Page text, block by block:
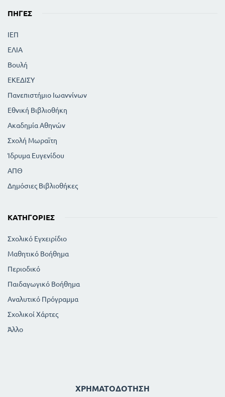
ΠΗΓΈΣ
ΙΕΠ
ΕΛΙΑ
Βουλή
ΕΚΕΔΙΣΥ
Πανεπιστήμιο Ιωαννίνων
Εθνική Βιβλιοθήκη
Ακαδημία Αθηνών
Σχολή Μωραϊτη
Ίδρυμα Ευγενίδου
ΑΠΘ
Δημόσιες Βιβλιοθήκες
ΚΑΤΗΓΟΡΊΕΣ
Σχολικό Εγχειρίδιο
Μαθητικό Βοήθημα
Περιοδικό
Παιδαγωγικό Βοήθημα
Αναλυτικό Πρόγραμμα
Σχολικοί Χάρτες
Άλλο
ΧΡΗΜΑΤΟΔΌΤΗΣΗ